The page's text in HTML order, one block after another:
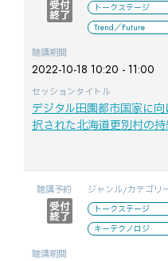
トークステージ
Trend／Future
聴講期間
2022-10-18 10:20 - 11:00
セッションタイトル
デジタル田園都市国家に
択された北海道更別村の
聴講予約 ジャンル/カテゴリ
トークステージ
キーテクノロジ
聴講期間